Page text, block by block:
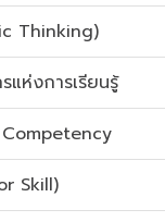
Thinking)
ห่งการเรียนรู้
Skill)